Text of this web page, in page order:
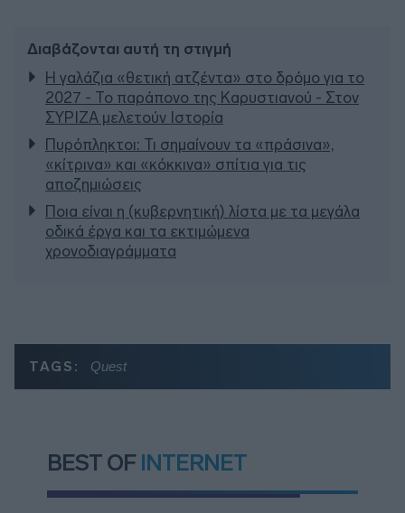
Διαβάζονται αυτή τη στιγμή
Η γαλάζια «θετική ατζέντα» στο δρόμο για το
2027 - Το παράπονο της Καρυστιανού - Στον
ΣΥΡΙΖΑ μελετούν Ιστορία
Πυρόπληκτοι: Τι σημαίνουν τα «πράσινα»,
«κίτρινα» και «κόκκινα» σπίτια για τις
αποζημιώσεις
Ποια είναι η (κυβερνητική) λίστα με τα μεγάλα
οδικά έργα και τα εκτιμώμενα
χρονοδιαγράμματα
TAGS: Quest
BEST OF INTERNET